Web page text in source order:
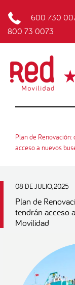
600 730
800 73 0073
Plan de
acceso a nuevos
08 DE JULIO, 2025
Plan de
tendrán acceso
Movilidad